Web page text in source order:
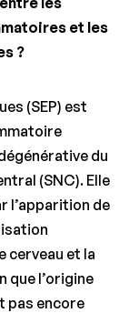
et les
?
(SEP) est
du
(SNC). Elle
l’apparition de
cerveau et la
que l’origine
pas encore